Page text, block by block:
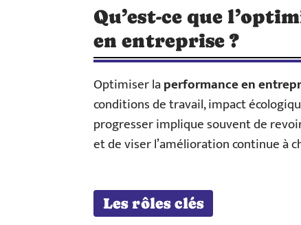
Qu’est-ce que
en entreprise ?
Optimiser laperformance en
conditions de travail, impact
progresser implique souvent de
et de viser l’amélioration continue à
Les rôles clés